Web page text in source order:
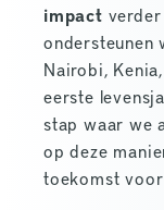
impact
ondersteunen
Nairobi,
eerste
stap waar we
op deze
toekomst